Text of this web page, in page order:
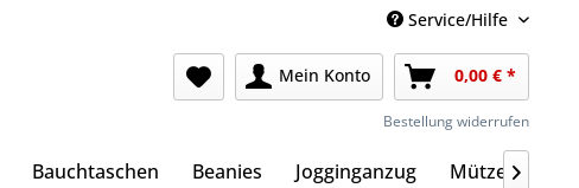
Service/Hilfe
Mein Konto 0,00 € *
Bestellung widerrufen
Bauchtaschen Beanies Jogginganzug Mützen